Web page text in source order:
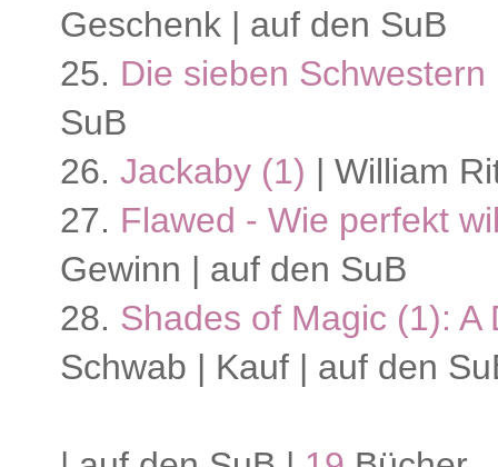
Geschenk | auf den SuB
25. Die sieben Schwestern
SuB
26. Jackaby (1) | William
27. Flawed - Wie perfekt
Gewinn | auf den SuB
28. Shades of Magic (1):
Schwab | Kauf | auf den